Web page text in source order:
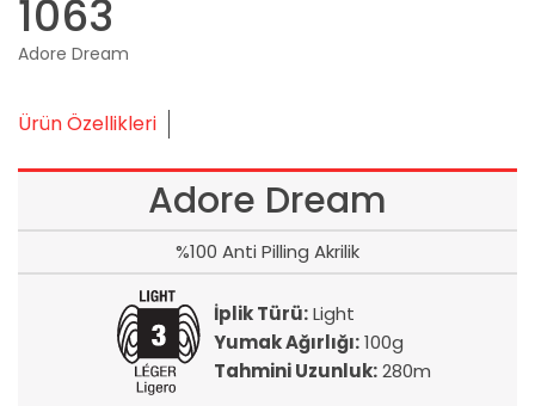
1063
Adore Dream
Ürün Özellikleri
Adore Dream
%100 Anti Pilling Akrilik
İplik Türü:Light
Yumak Ağırlığı:100g
Tahmini Uzunluk:280m